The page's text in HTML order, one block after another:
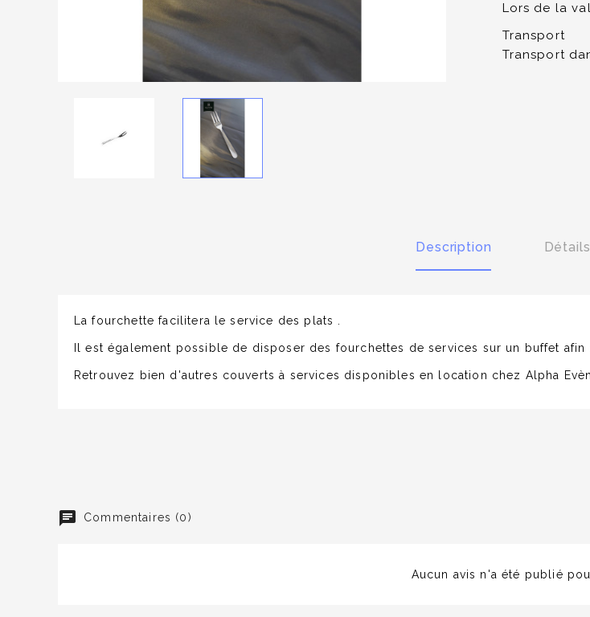
Lors de la
Transport
Transport
Description
La fourchette facilitera le service des plats .
Il est également possible de disposer des fourchettes de services sur un buffet afin
Retrouvez bien d'autres couverts à services disponibles en location chez Alpha
Commentaires (0)
Aucun avis n'a été publié